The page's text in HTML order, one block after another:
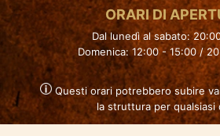
ORARI DI
Dal lunedì al sabato:
Domenica: 12:00 - 15:00 /
Questi orari potrebbero subire
la struttura per qualsiasi